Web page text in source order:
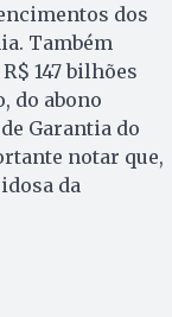
dos
Também
147 bilhões
do abono
Garantia do
notar que,
da